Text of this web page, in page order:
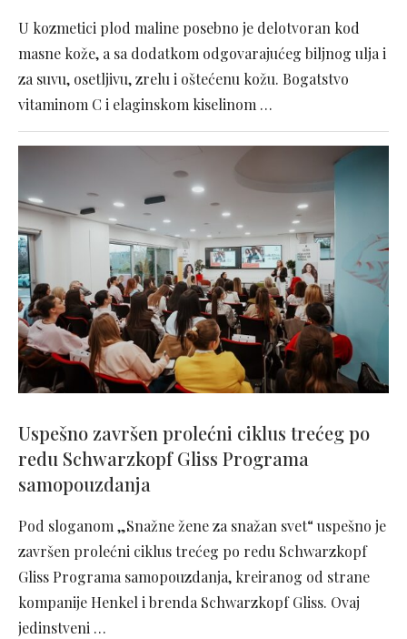
U kozmetici plod maline posebno je delotvoran kod
masne kože, a sa dodatkom odgovarajućeg biljnog ulja i
za suvu, osetljivu, zrelu i oštećenu kožu. Bogatstvo
vitaminom C i elaginskom kiselinom …
Uspešno završen prolećni ciklus trećeg po
redu Schwarzkopf Gliss Programa
samopouzdanja
Pod sloganom „Snažne žene za snažan svet“ uspešno je
završen prolećni ciklus trećeg po redu Schwarzkopf
Gliss Programa samopouzdanja, kreiranog od strane
kompanije Henkel i brenda Schwarzkopf Gliss. Ovaj
jedinstveni …